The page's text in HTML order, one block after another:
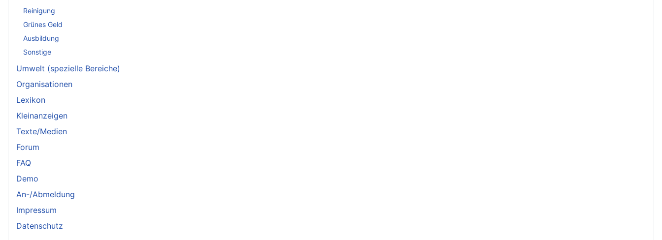
Reinigung
Grünes Geld
Ausbildung
Sonstige
Umwelt (spezielle Bereiche)
Organisationen
Lexikon
Kleinanzeigen
Texte/Medien
Forum
FAQ
Demo
An-/Abmeldung
Impressum
Datenschutz